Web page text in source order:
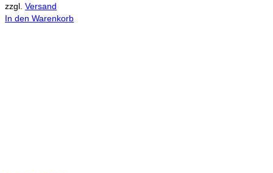
zzgl. Versand
In den Warenkorb